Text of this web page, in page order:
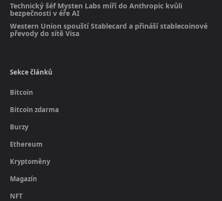
Technický šéf Mysten Labs míří do Anthropic kvůli
bezpečnosti v éře AI
Western Union spouští Stablecard a přináší stablecoinové
převody do sítě Visa
Sekce článků
Bitcoin
Bitcoin zdarma
Burzy
Ethereum
Kryptoměny
Magazín
NFT